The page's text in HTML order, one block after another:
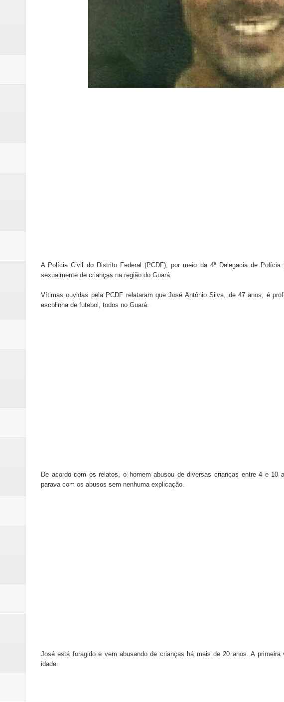
Claudeci Luart oficializará candidatura à CLDF
TJDFT promoverá Dia da Inclusão Digital em
Ex-funcionário é preso após furtar chocolates e
Hamilton Tatu confirma pré-candidatura à CLDF
A Polícia Civil do Distrito Federal (PCDF), por meio da 4ª Delegacia de
sexualmente de crianças na região do Guará.
Vítimas ouvidas pela PCDF relataram que José Antônio Silva, de 47 anos, é
escolinha de futebol, todos no Guará.
De acordo com os relatos, o homem abusou de diversas crianças entre 4 e
parava com os abusos sem nenhuma explicação.
José está foragido e vem abusando de crianças há mais de 20 anos. A
idade.